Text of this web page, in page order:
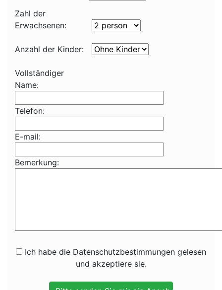
Zahl der
Erwachsenen:
Anzahl der Kinder:
Vollständiger
Name:
Telefon:
E-mail:
Bemerkung:
Ich habe die Datenschutzbestimmungen gelesen
und akzeptiere sie.